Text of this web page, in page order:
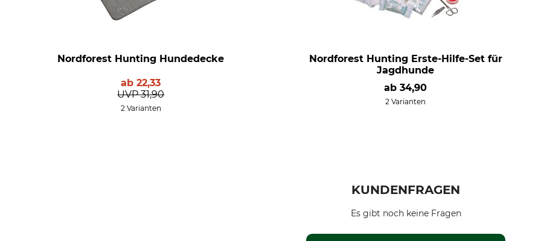
Nordforest Hunting Hundedecke
ab22,33
UVP 31,90
2 Varianten
Nordforest Hunting Erste-Hilfe-Set für
Jagdhunde
ab34,90
2 Varianten
KUNDENFRAGEN
Es gibt noch keine Fragen